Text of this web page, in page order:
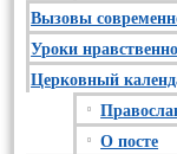
Вызовы
Уроки
Церковный
О посте